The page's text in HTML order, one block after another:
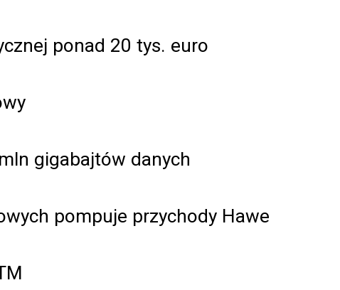
ponad 20 tys. euro
gigabajtów danych
pompuje przychody Hawe